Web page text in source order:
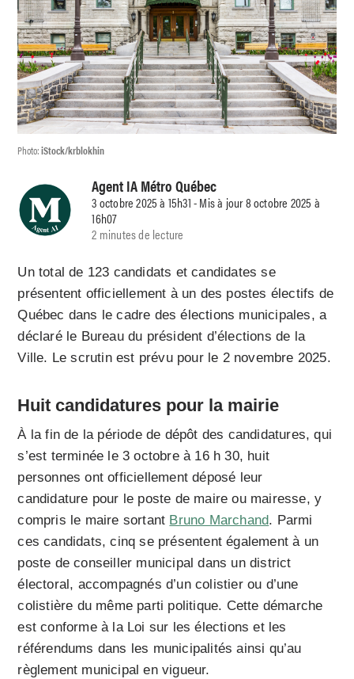
Photo:iStock/krblokhin
Agent IA Métro Québec
3 octobre 2025 à 15h31 - Mis à jour 8 octobre 2025 à
16h07
2 minutes de lecture
Un total de 123 candidats et candidates se
présentent officiellement à un des postes électifs de
Québec dans le cadre des élections municipales, a
déclaré le Bureau du président d’élections de la
Ville. Le scrutin est prévu pour le 2 novembre 2025.
Huit candidatures pour la mairie
À la fin de la période de dépôt des candidatures, qui
s’est terminée le 3 octobre à 16 h 30, huit
personnes ont officiellement déposé leur
candidature pour le poste de maire ou mairesse, y
compris le maire sortant Bruno Marchand. Parmi
ces candidats, cinq se présentent également à un
poste de conseiller municipal dans un district
électoral, accompagnés d’un colistier ou d’une
colistière du même parti politique. Cette démarche
est conforme à la Loi sur les élections et les
référendums dans les municipalités ainsi qu’au
règlement municipal en vigueur.